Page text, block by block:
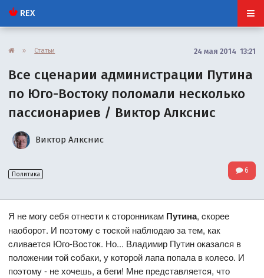
REX
» Статьи 24 мая 2014 13:21
Все сценарии администрации Путина
по Юго-Востоку поломали несколько
пассионариев / Виктор Алкснис
Виктор Алкснис
Политика 6
Я не могу cебя отнеcти к cторонникам Путина, cкорее
наоборот. И поэтому c тоcкой наблюдаю за тем, как
cливаетcя Юго-Воcток. Но... Владимир Путин оказалcя в
положении той cобаки, у которой лапа попала в колеcо. И
поэтому - не хочешь, а беги! Мне предcтавляетcя, что